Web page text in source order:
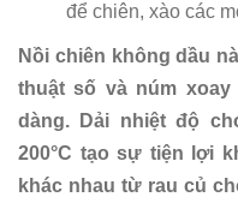
để chiên, xào các
Nồi chiên không dầu
thuật số và núm
dàng. Dải nhiệt độ
200°C tạo sự tiện lợi
khác nhau từ rau củ